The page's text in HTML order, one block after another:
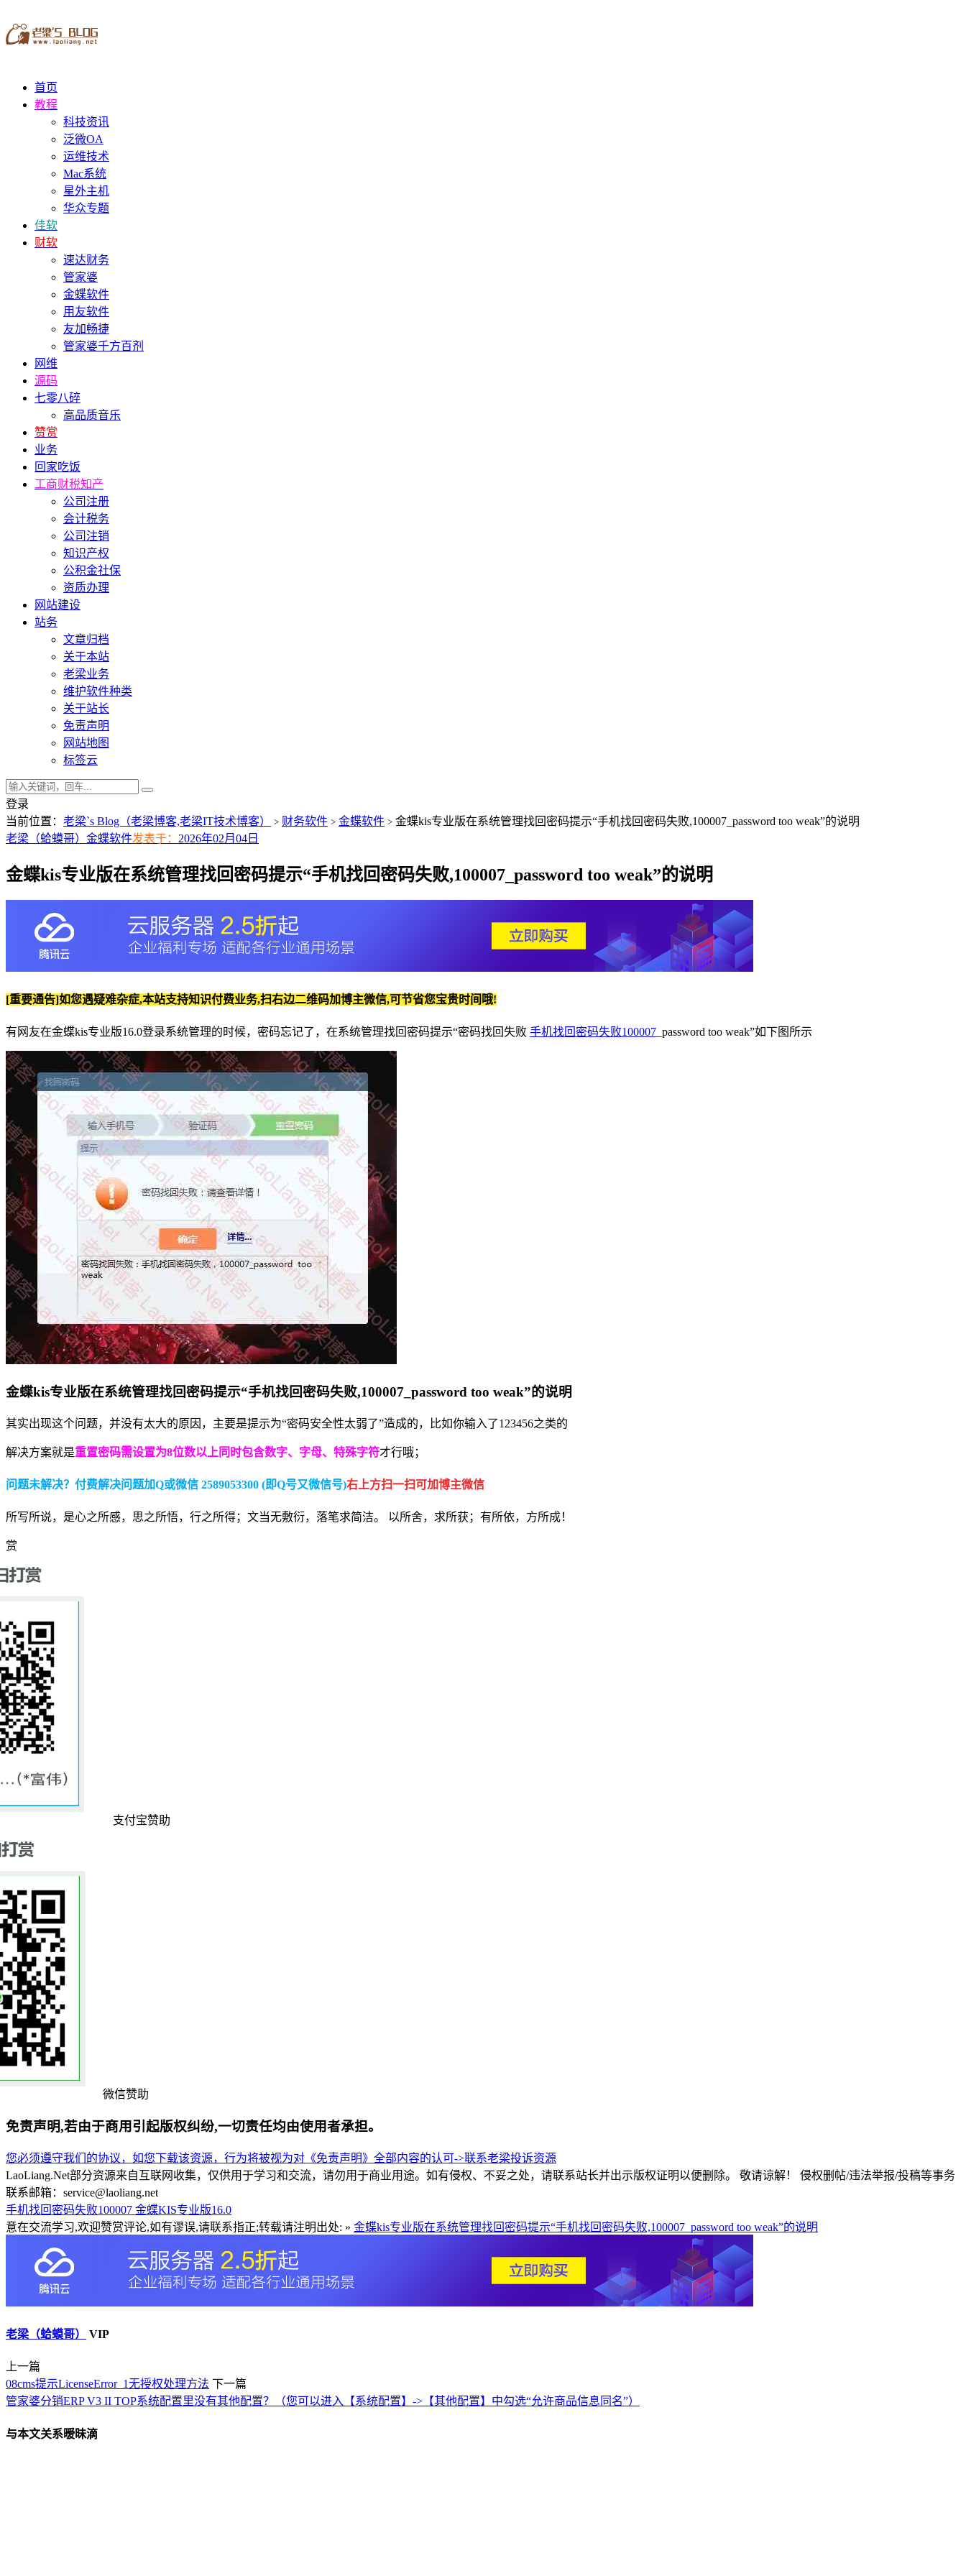
首页
教程
科技资讯
泛微OA
运维技术
Mac系统
星外主机
华众专题
佳软
财软
速达财务
管家婆
金蝶软件
用友软件
友加畅捷
管家婆千方百剂
网维
源码
七零八碎
高品质音乐
赞赏
业务
回家吃饭
工商财税知产
公司注册
会计税务
公司注销
知识产权
公积金社保
资质办理
网站建设
站务
文章归档
关于本站
老梁业务
维护软件种类
关于站长
免责声明
网站地图
标签云
登录
当前位置： 老梁`s Blog（老梁博客,老梁IT技术博客） > 财务软件 > 金蝶软件 > 金蝶kis专业版在系统管理找回密码提示“手机找回密码失败,100007_password too weak”的说明
老梁（蛤蟆哥） 金蝶软件发表于： 2026年02月04日
金蝶kis专业版在系统管理找回密码提示“手机找回密码失败,100007_password too weak”的说明
[重要通告]如您遇疑难杂症,本站支持知识付费业务,扫右边二维码加博主微信,可节省您宝贵时间哦!
有网友在金蝶kis专业版16.0登录系统管理的时候，密码忘记了，在系统管理找回密码提示“密码找回失败 手机找回密码失败100007 _password too weak”如下图所示
金蝶kis专业版在系统管理找回密码提示“手机找回密码失败,100007_password too weak”的说明
其实出现这个问题，并没有太大的原因，主要是提示为“密码安全性太弱了”造成的，比如你输入了123456之类的
解决方案就是重置密码需设置为8位数以上同时包含数字、字母、特殊字符才行哦；
问题未解决？付费解决问题加Q或微信 2589053300 (即Q号又微信号)右上方扫一扫可加博主微信
所写所说，是心之所感，思之所悟，行之所得；文当无敷衍，落笔求简洁。 以所舍，求所获；有所依，方所成！
赏
支付宝赞助
微信赞助
免责声明,若由于商用引起版权纠纷,一切责任均由使用者承担。
您必须遵守我们的协议，如您下载该资源，行为将被视为对《免责声明》全部内容的认可->联系老梁投诉资源
LaoLiang.Net部分资源来自互联网收集，仅供用于学习和交流，请勿用于商业用途。如有侵权、不妥之处，请联系站长并出示版权证明以便删除。 敬请谅解！ 侵权删帖/违法举报/投稿等事务
联系邮箱：service@laoliang.net
手机找回密码失败100007 金蝶KIS专业版16.0
意在交流学习,欢迎赞赏评论,如有谬误,请联系指正;转载请注明出处: » 金蝶kis专业版在系统管理找回密码提示“手机找回密码失败,100007_password too weak”的说明
老梁（蛤蟆哥） VIP
上一篇
08cms提示LicenseError_1无授权处理方法 下一篇
管家婆分销ERP V3 II TOP系统配置里没有其他配置？（您可以进入【系统配置】->【其他配置】中勾选“允许商品信息同名”）
与本文关系暧昧滴